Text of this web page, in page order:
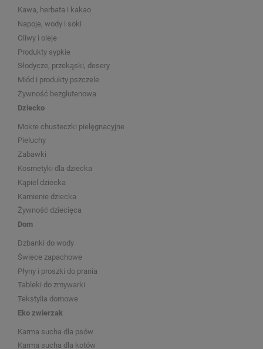
Kawa, herbata i kakao
Napoje, wody i soki
Oliwy i oleje
Produkty sypkie
Słodycze, przekąski, desery
Miód i produkty pszczele
Żywność bezglutenowa
Dziecko
Mokre chusteczki pielęgnacyjne
Pieluchy
Zabawki
Kosmetyki dla dziecka
Kąpiel dziecka
Kamienie dziecka
Żywność dziecięca
Dom
Dzbanki do wody
Świece zapachowe
Płyny i proszki do prania
Tableki do zmywarki
Tekstylia domowe
Eko zwierzak
Karma sucha dla psów
Karma sucha dla kotów